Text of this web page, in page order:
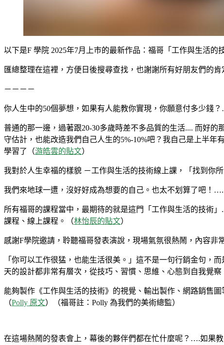
以下是F 學院 2025年7月上巿的最新作品：福哥「工作與生活的
匯總整理在這裡，方便日後搜尋查找，也謝謝所有好朋友們的
－－－－
你人生中的50個夢想，如果有人能教你實現，你願意付多少錢
普通的那一邊，過著跟20-30多歲時差不多品質的生活.... 而好
守估計，也能改造我們自己人生的5%-10%吧？我自己是上半
學習了（游皓雲的貼文）
我對於人生幸福的樣貌 －工作與生活的技術線上課，「找到你
我們來地球一遭，沒好好成為想要的自己。也太不划算了吧！
所有福哥的課程當中，最期待的就是這門「工作與生活的技術
課程、線上課程。（林怡辰的貼文）
感謝F學院邀請，聆聽福哥發表演說，現場氣氛很熱鬧，內容
「你可以工作很猛，也能生活很美。」這不是一句行銷金句，
天的設計都非常有層次，從技巧、習慣、思維、心態到自我覺
能夠製作《工作與生活的技術》的視覺、輸出製作、網路銷售
（Polly 原文）（福哥註：Polly 為我們的美術總監）
在這場熱鬧的發表會上，幕後的夥伴們都在忙什麼呢？….如果